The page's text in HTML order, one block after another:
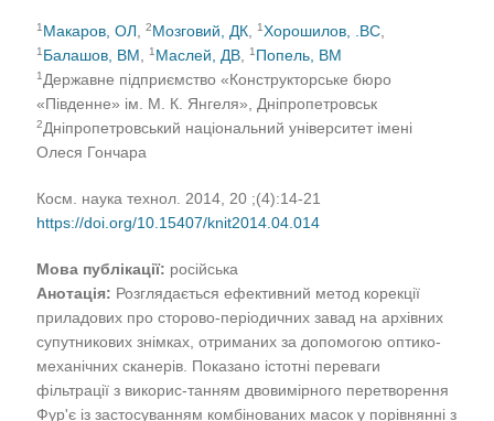
1 Макаров, ОЛ ,2Мозговий, ДК ,1Хорошилов, .ВС
1 Балашов, ВМ ,1 Маслей, ДВ ,1 Попель, ВМ
1 Державне підприємство «Конструкторське бюро
«Південне» ім. М. К. Янгеля», Дніпропетровськ
2Дніпропетровський національний університет імені
Олеся Гончара
Косм. наука технол. 2014, 20 ;(4):14-21
https://doi.org/10.15407/knit2014.04.014
Мова публікації: російська
Анотація: Розглядається ефективний метод корекції
приладових про сторово-періодичних завад на архівних
супутникових знімках, отриманих за допомогою оптико-
механічних сканерів. Показано істотні переваги
фільтрації з викорис-танням двовимірного перетворення
Фур'є із застосуванням комбінованих масок у порівнянні з